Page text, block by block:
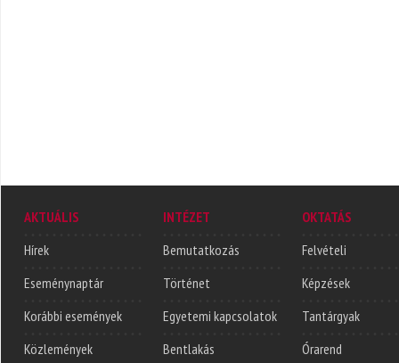
AKTUÁLIS
Hírek
Eseménynaptár
Korábbi események
Közlemények
INTÉZET
Bemutatkozás
Történet
Egyetemi kapcsolatok
Bentlakás
OKTATÁS
Felvételi
Képzések
Tantárgyak
Órarend